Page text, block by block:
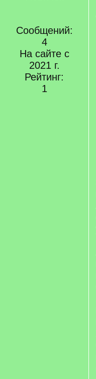
Сообщений:
4
На сайте с
2021 г.
Рейтинг:
1